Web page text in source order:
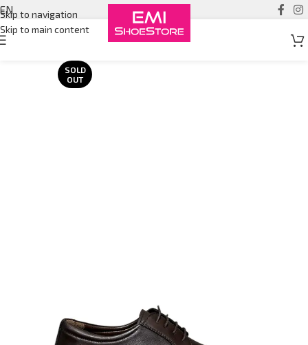
Skip to navigation
Skip to main content
EN
SOLD
OUT